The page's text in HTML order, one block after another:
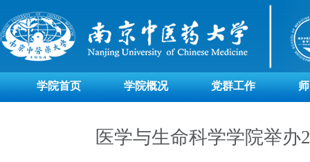
学院首页 学院概况 党群工作
医学与生命科学学院举办